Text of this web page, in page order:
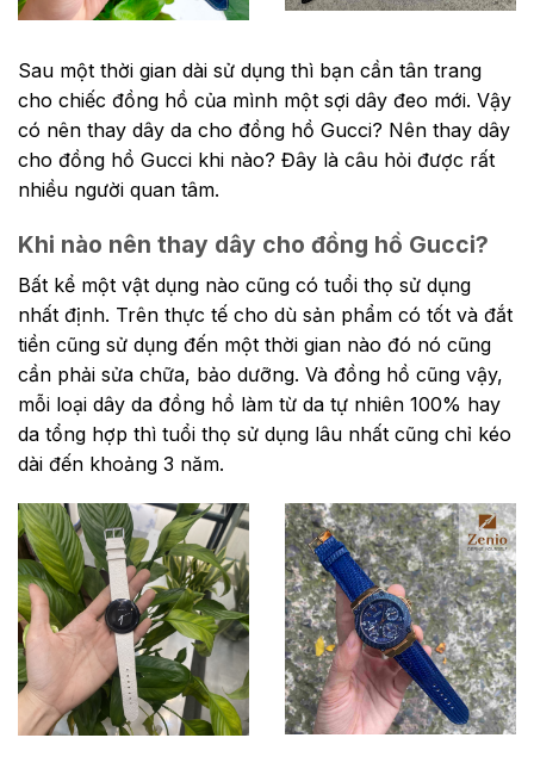
Sau một thời gian dài sử dụng thì bạn cần tân trang
cho chiếc đồng hồ của mình một sợi dây đeo mới. Vậy
có nên thay dây da cho đồng hồ Gucci? Nên thay dây
cho đồng hồ Gucci khi nào? Đây là câu hỏi được rất
nhiều người quan tâm.
Khi nào nên thay dây cho đồng hồ Gucci?
Bất kể một vật dụng nào cũng có tuổi thọ sử dụng
nhất định. Trên thực tế cho dù sản phẩm có tốt và đắt
tiền cũng sử dụng đến một thời gian nào đó nó cũng
cần phải sửa chữa, bảo dưỡng. Và đồng hồ cũng vậy,
mỗi loại dây da đồng hồ làm từ da tự nhiên 100% hay
da tổng hợp thì tuổi thọ sử dụng lâu nhất cũng chỉ kéo
dài đến khoảng 3 năm.